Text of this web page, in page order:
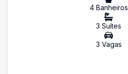
4Banheiros
3 Suítes
3 Vagas